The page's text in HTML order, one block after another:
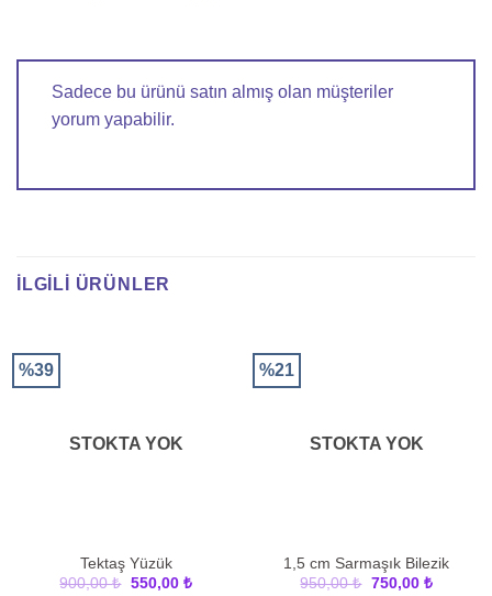
Sadece bu ürünü satın almış olan müşteriler
yorum yapabilir.
İLGILI ÜRÜNLER
%39
STOKTA YOK
Tektaş Yüzük
900,00₺ Orijinal
550,00 ₺Şu
%21
STOKTA YOK
1,5 cm Sarmaşık Bilezik
950,00₺ Orijinal
750,00 ₺Şu